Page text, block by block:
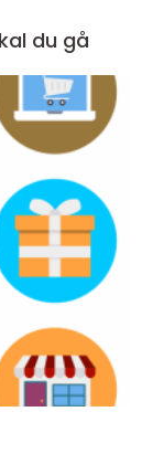
du gå